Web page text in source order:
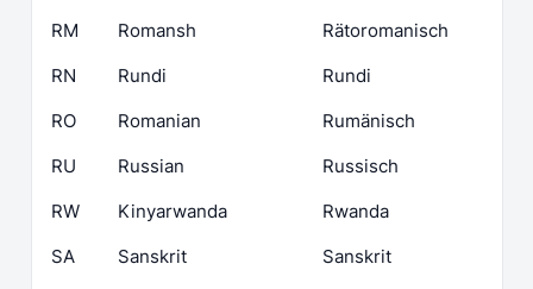
RM
Romansh
Rätoromanisch
RN
Rundi
Rundi
RO
Romanian
Rumänisch
RU
Russian
Russisch
RW
Kinyarwanda
Rwanda
SA
Sanskrit
Sanskrit